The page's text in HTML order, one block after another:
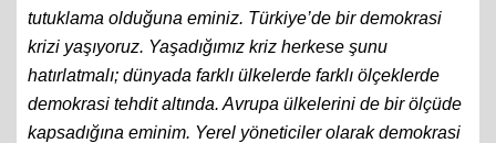
tutuklama olduğuna eminiz. Türkiye’de bir demokrasi
krizi yaşıyoruz. Yaşadığımız kriz herkese şunu
hatırlatmalı; dünyada farklı ülkelerde farklı ölçeklerde
demokrasi tehdit altında. Avrupa ülkelerini de bir ölçüde
kapsadığına eminim. Yerel yöneticiler olarak demokrasi